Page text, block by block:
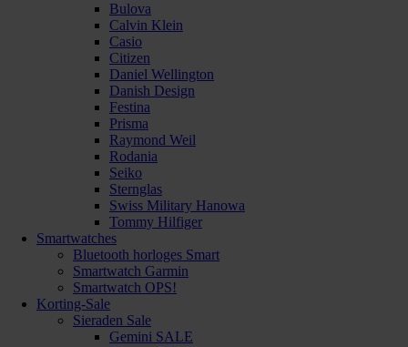
Bulova
Calvin Klein
Casio
Citizen
Daniel Wellington
Danish Design
Festina
Prisma
Raymond Weil
Rodania
Seiko
Sternglas
Swiss Military Hanowa
Tommy Hilfiger
Smartwatches
Bluetooth horloges Smart
Smartwatch Garmin
Smartwatch OPS!
Korting-Sale
Sieraden Sale
Gemini SALE